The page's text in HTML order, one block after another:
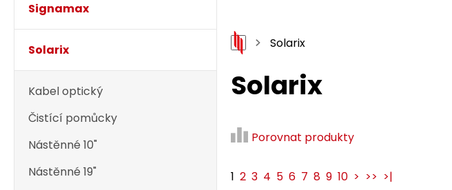
Signamax
Solarix
Kabel optický
Čistící pomůcky
Nástěnné 10"
Nástěnné 19"
Solarix
Solarix
Porovnat produkty
1 2 3 4 5 6 7 8 9 10 > >> >|